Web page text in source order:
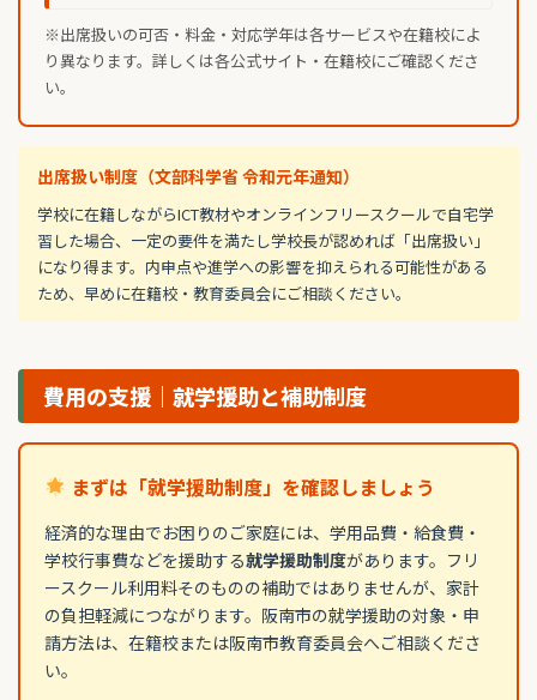
※出席扱いの可否・料金・対応学年は各サービスや在籍校によ
り異なります。詳しくは各公式サイト・在籍校にご確認くださ
い。
出席扱い制度（文部科学省 令和元年通知）
学校に在籍しながらICT教材やオンラインフリースクールで自宅学
習した場合、一定の要件を満たし学校長が認めれば「出席扱い」
になり得ます。内申点や進学への影響を抑えられる可能性がある
ため、早めに在籍校・教育委員会にご相談ください。
費用の支援｜就学援助と補助制度
まずは「就学援助制度」を確認しましょう
経済的な理由でお困りのご家庭には、学用品費・給食費・
学校行事費などを援助する就学援助制度があります。フリ
ースクール利用料そのものの補助ではありませんが、家計
の負担軽減につながります。阪南市の就学援助の対象・申
請方法は、在籍校または阪南市教育委員会へご相談くださ
い。